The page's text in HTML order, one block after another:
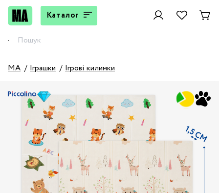
Каталог
MA Іграшки Ігрові килимки